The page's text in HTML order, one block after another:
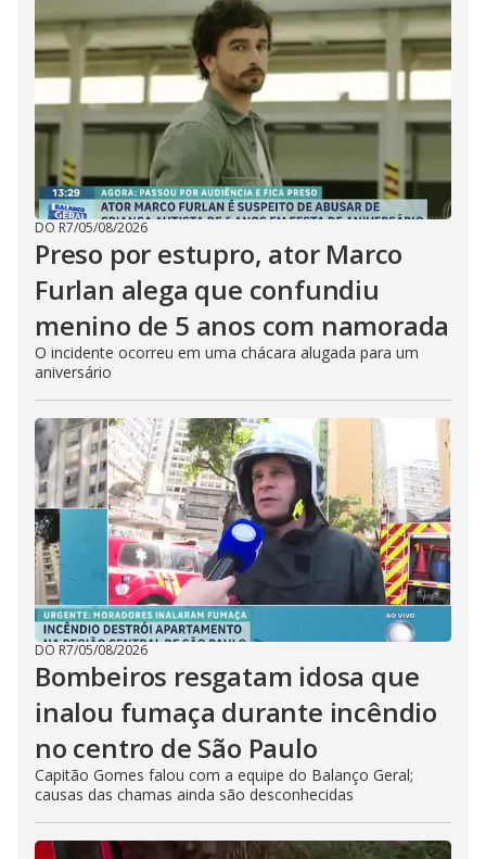
DO R7/05/08/2026
Preso por estupro, ator Marco
Furlan alega que confundiu
menino de 5 anos com namorada
O incidente ocorreu em uma chácara alugada para um
aniversário
DO R7/05/08/2026
Bombeiros resgatam idosa que
inalou fumaça durante incêndio
no centro de São Paulo
Capitão Gomes falou com a equipe do Balanço Geral;
causas das chamas ainda são desconhecidas